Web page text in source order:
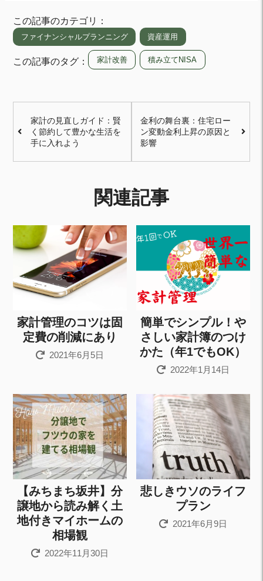
この記事のカテゴリ：
ファイナンシャルプランニング 資産運用
この記事のタグ： 家計改善 積み立てNISA
家計の見直しガイド：賢
く節約して豊かな生活を
手に入れよう
金利の舞台裏：住宅ロー
ン変動金利上昇の原因と
影響
関連記事
家計管理のコツは固
定費の削減にあり
2021年6月5日
簡単でシンプル！や
さしい家計簿のつけ
かた（年1でもOK）
2022年1月14日
【みちまち坂井】分
譲地から読み解く土
地付きマイホームの
相場観
2022年11月30日
悲しきウソのライフ
プラン
2021年6月9日